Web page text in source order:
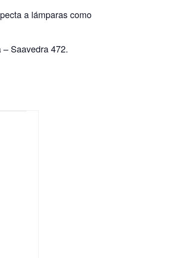
a lámparas como
Saavedra 472.